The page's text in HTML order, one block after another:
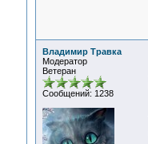
Владимир Травка
Модератор
Ветеран
Сообщений: 1238